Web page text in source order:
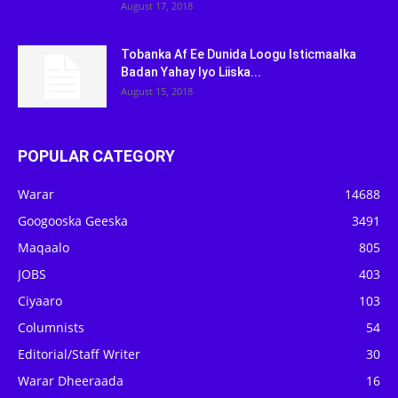
August 17, 2018
Tobanka Af Ee Dunida Loogu Isticmaalka
Badan Yahay Iyo Liiska...
August 15, 2018
POPULAR CATEGORY
Warar
14688
Googooska Geeska
3491
Maqaalo
805
JOBS
403
Ciyaaro
103
Columnists
54
Editorial/Staff Writer
30
Warar Dheeraada
16